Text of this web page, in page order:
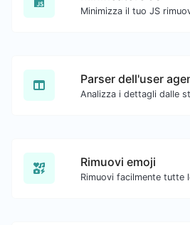
Parser dell'user
Rimuovi emoji